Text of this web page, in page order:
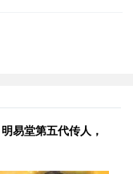
易堂第五代传人，